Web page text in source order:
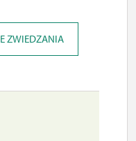
ZWIEDZANIA